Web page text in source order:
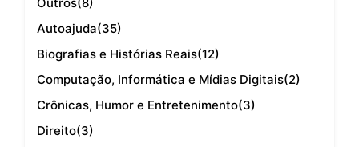
Autoajuda(35)
Biografias e Histórias Reais(12)
Computação, Informática e Mídias Digitais(2)
Crônicas, Humor e Entretenimento(3)
Direito(3)